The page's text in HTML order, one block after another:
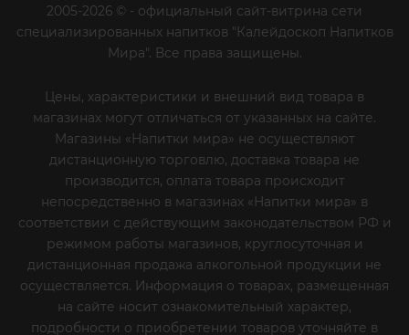
2005-2026 © - официальный сайт-витрина сети
специализированных напитков "Калейдоскоп Напитков
Мира". Все права защищены.
Цены, характеристики и внешний вид товара в
магазинах могут отличаться от указанных на сайте.
Магазины «Напитки мира» не осуществляют
дистанционную торговлю, доставка товара не
производится, оплата товара происходит
непосредственно в магазинах «Напитки мира» в
соответствии с действующим законодательством РФ и
режимом работы магазинов, круглосуточная и
дистанционная продажа алкогольной продукции не
осуществляется. Информация о товарах, размещенная
на сайте носит ознакомительный характер,
подробности о приобретении товаров уточняйте в